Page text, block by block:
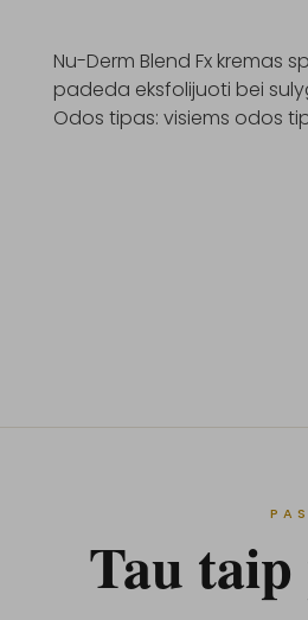
Nu-Derm Blend Fx kremas
padeda eksfolijuoti bei
Odos tipas: visiems odos
Tau